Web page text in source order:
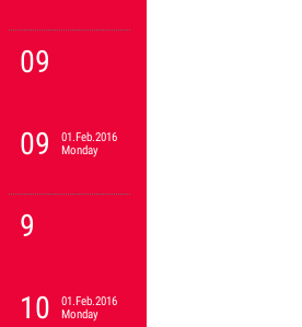
09
09
01.Feb.2016
Monday
9
10
01.Feb.2016
Monday